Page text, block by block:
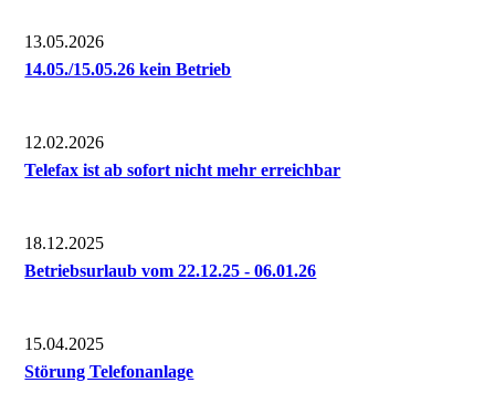
13.05.2026
14.05./15.05.26 kein Betrieb
12.02.2026
Telefax ist ab sofort nicht mehr erreichbar
18.12.2025
Betriebsurlaub vom 22.12.25 - 06.01.26
15.04.2025
Störung Telefonanlage